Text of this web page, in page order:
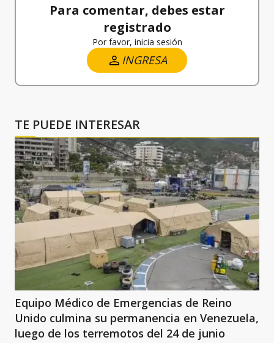
Para comentar, debes estar
registrado
Por favor, inicia sesión
INGRESA
TE PUEDE INTERESAR
Equipo Médico de Emergencias de Reino
Unido culmina su permanencia en Venezuela,
luego de los terremotos del 24 de junio